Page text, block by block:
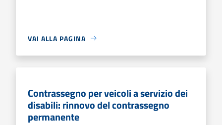
VAI ALLA PAGINA
Contrassegno per veicoli a servizio dei
disabili: rinnovo del contrassegno
permanente